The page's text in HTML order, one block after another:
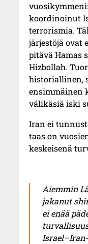
koordinoinut
terrorismia.
järjestöjä ovat
pitävä Hamas
Hizbollah.
historiallinen,
ensimmäinen
välikäsiä iski
Iran ei
taas on
keskeisenä
Aiemmin
jakanut
ei enää